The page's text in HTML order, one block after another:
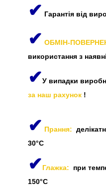
✔ Гарантія від
✔ ОБМІН-
використання з
✔У випадки
за наш рахунок !
✔ Прання:
30°C
✔Глажка: при
150°C